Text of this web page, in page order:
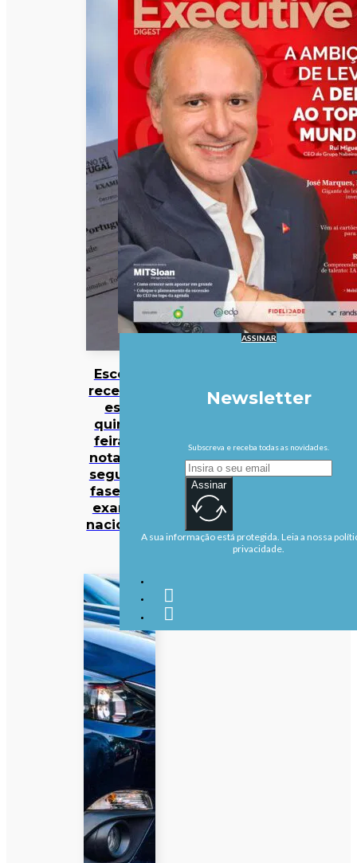
Escolas
recebem
esta
quinta-
feira as
notas da
segunda
fase dos
exames
nacionais
ASSINAR
Newsletter
Subscreva e receba todas as novidades.
Assinar
A sua informação está protegida. Leia a nossa
privacidade.